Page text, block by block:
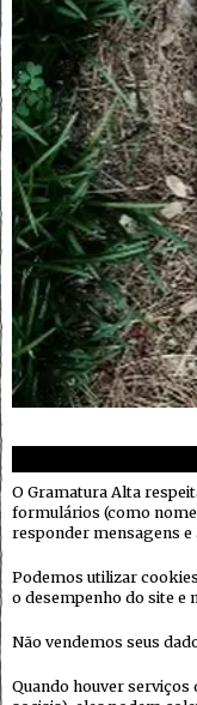
O Gramatura Alta
formulários (como
responder mensagens
Podemos utilizar
o desempenho do site e
Não vendemos seus
Quando houver serviços